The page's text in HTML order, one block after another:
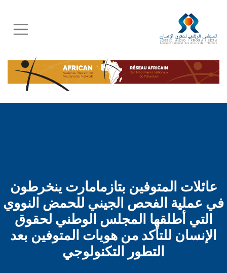
Skip
to
main
content
عائلات المتوفين بتازمامارت ينخرطون
في عملية الفحص الجيني للحمض النووي
التي أطلقها المجلس الوطني لحقوق
الإنسان للتأكد من هويات المتوفين بعد
التطور التكنولوجي